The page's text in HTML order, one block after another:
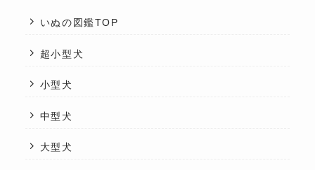
いぬの図鑑TOP
超小型犬
小型犬
中型犬
大型犬